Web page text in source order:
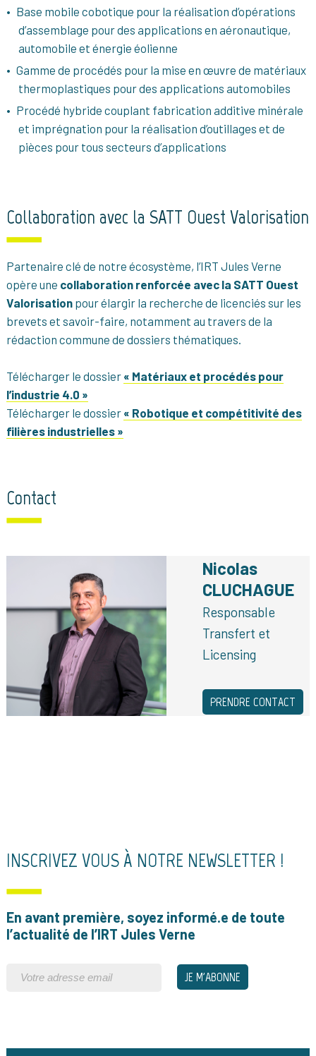
Base mobile cobotique pour la réalisation d’opérations
d’assemblage pour des applications en aéronautique,
automobile et énergie éolienne
Gamme de procédés pour la mise en œuvre de matériaux
thermoplastiques pour des applications automobiles
Procédé hybride couplant fabrication additive minérale
et imprégnation pour la réalisation d’outillages et de
pièces pour tous secteurs d’applications
Collaboration avec la SATT Ouest Valorisation
Partenaire clé de notre écosystème, l’IRT Jules Verne
opère une collaboration renforcée avec la SATT Ouest
Valorisationpour élargir la recherche de licenciés sur les
brevets et savoir-faire, notamment au travers de la
rédaction commune de dossiers thématiques.
Télécharger le dossier « Matériaux et procédés pour
l’industrie 4.0 »
Télécharger le dossier « Robotique et compétitivité des
filières industrielles »
Contact
Nicolas
CLUCHAGUE
Responsable
Transfert et
Licensing
PRENDRE CONTACT
INSCRIVEZ VOUS À NOTRE NEWSLETTER !
En avant première, soyez informé.e de toute
l’actualité de l’IRT Jules Verne